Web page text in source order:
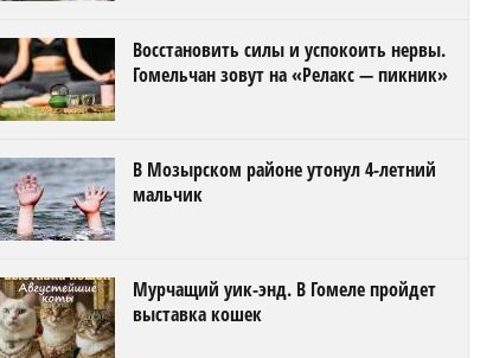
Восстановить силы и успокоить нервы.
Гомельчан зовут на «Релакс — пикник»
В Мозырском районе утонул 4-летний
мальчик
Мурчащий уик-энд. В Гомеле пройдет
выставка кошек